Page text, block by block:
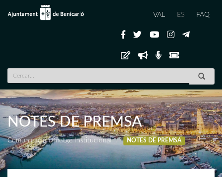
VAL ES FAQ
NOTES DE PREMSA
Comunicació i Imatge Institucional NOTES DE PREMSA